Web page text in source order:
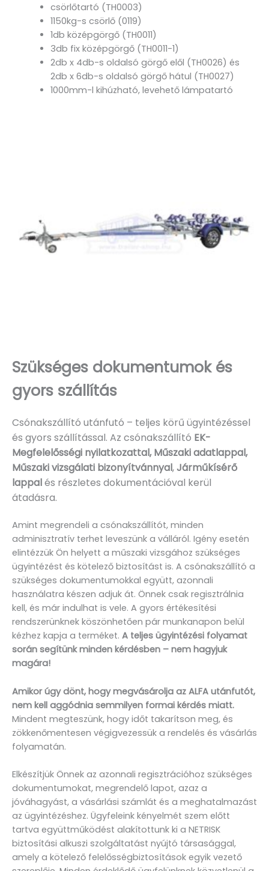
csörlőtartó (TH0003)
1150kg-s csörlő (0119)
1db középgörgő (TH0011)
3db fix középgörgő (TH0011-1)
2db x 4db-s oldalsó görgő elől (TH0026) és
2db x 6db-s oldalsó görgő hátul (TH0027)
1000mm-l kihúzható, levehető lámpatartó
Szükséges dokumentumok és
gyors szállítás
Csónakszállító utánfutó – teljes körű ügyintézéssel
és gyors szállítással. Az csónakszállító EK-
Megfelelősségi nyilatkozattal, Műszaki adatlappal,
Műszaki vizsgálati bizonyítvánnyal,Járműkísérő
lappalés részletes dokumentációval kerül
átadásra.
Amint megrendeli a csónakszállítót, minden
adminisztratív terhet leveszünk a válláról. Igény esetén
elintézzük Ön helyett a műszaki vizsgához szükséges
ügyintézést és kötelező biztosítást is. A csónakszállító a
szükséges dokumentumokkal együtt, azonnali
használatra készen adjuk át. Önnek csak regisztrálnia
kell, és már indulhat is vele. A gyors értékesítési
rendszerünknek köszönhetően pár munkanapon belül
kézhez kapja a terméket. A teljes ügyintézési folyamat
során segítünk minden kérdésben – nem hagyjuk
magára!
Amikor úgy dönt, hogy megvásárolja az ALFA utánfutót,
nem kell aggódnia semmilyen formai kérdés miatt.
Mindent megteszünk, hogy időt takarítson meg, és
zökkenőmentesen végigvezessük a rendelés és vásárlás
folyamatán.
Elkészítjük Önnek az azonnali regisztrációhoz szükséges
dokumentumokat, megrendelő lapot, azaz a
jóváhagyást, a vásárlási számlát és a meghatalmazást
az ügyintézéshez. Ügyfeleink kényelmét szem előtt
tartva együttműködést alakítottunk ki a NETRISK
biztosítási alkuszi szolgáltatást nyújtó társasággal,
amely a kötelező felelősségbiztosítások egyik vezető